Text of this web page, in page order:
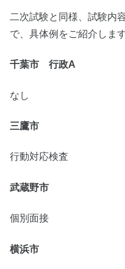
二次試験と同様、試験内
で、具体例をご紹介します
千葉市 行政A
なし
三鷹市
行動対応検査
武蔵野市
個別面接
横浜市